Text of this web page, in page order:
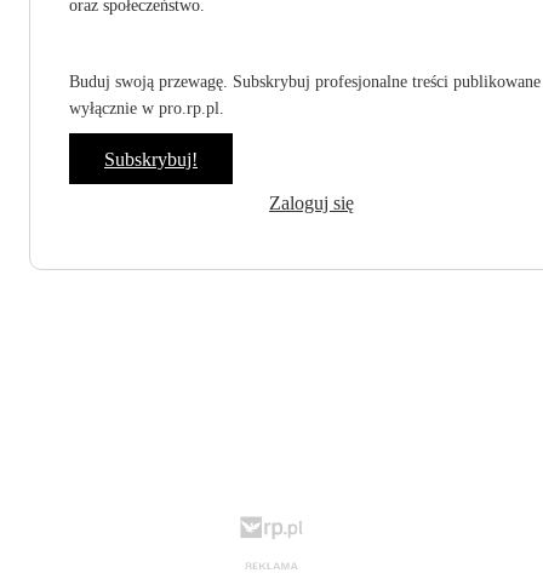
oraz społeczeństwo.
Buduj swoją przewagę. Subskrybuj profesjonalne treści publikowane
wyłącznie w pro.rp.pl.
Subskrybuj!
Zaloguj się